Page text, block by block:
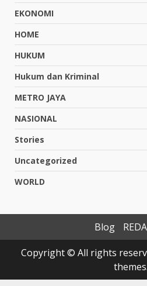
EKONOMI
HOME
HUKUM
Hukum dan Kriminal
METRO JAYA
NASIONAL
Stories
Uncategorized
WORLD
Blog
Copyright © All rights
themes.